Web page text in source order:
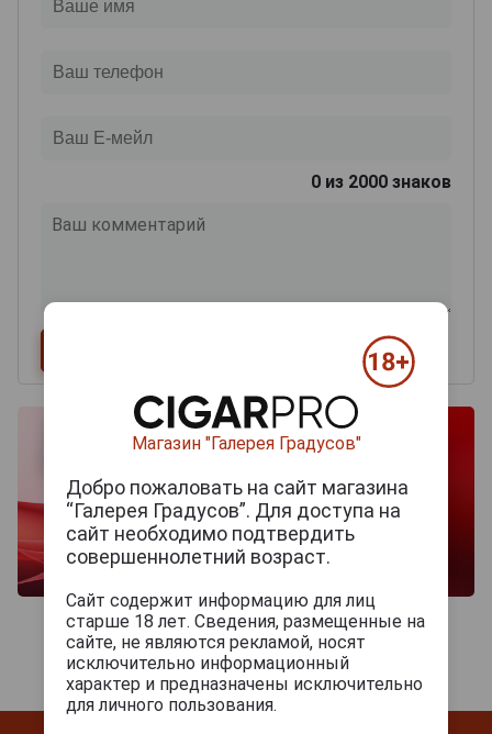
0 из 2000 знаков
Магазин "Галерея Градусов"
Добро пожаловать на сайт магазина
“Галерея Градусов”. Для доступа на
сайт необходимо подтвердить
совершеннолетний возраст.
Сайт содержит информацию для лиц
старше 18 лет. Сведения, размещенные на
сайте, не являются рекламой, носят
исключительно информационный
характер и предназначены исключительно
для личного пользования.